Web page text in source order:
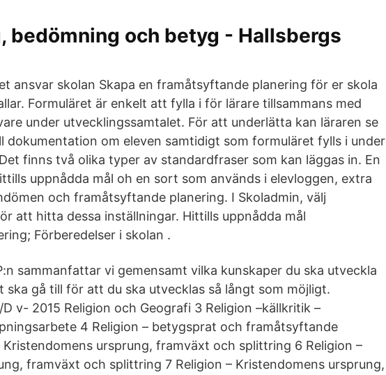
bedömning och betyg - Hallsbergs
ansvar skolan Skapa en framåtsyftande planering för er skola
Formuläret är enkelt att fylla i för lärare tillsammans med
under utvecklingssamtalet. För att underlätta kan läraren se
dokumentation om eleven samtidigt som formuläret fylls i under
finns två olika typer av standardfraser som kan läggas in. En
uppnådda mål oh en sort som används i elevloggen, extra
och framåtsyftande planering. I Skoladmin, välj
att hitta dessa inställningar. Hittills uppnådda mål
Förberedelser i skolan .
sammanfattar vi gemensamt vilka kunskaper du ska utveckla
ska gå till för att du ska utvecklas så långt som möjligt.
v- 2015 Religion och Geografi 3 Religion –källkritik –
4 Religion – betygsprat och framåtsyftande
Kristendomens ursprung, framväxt och splittring 6 Religion –
framväxt och splittring 7 Religion – Kristendomens ursprung,